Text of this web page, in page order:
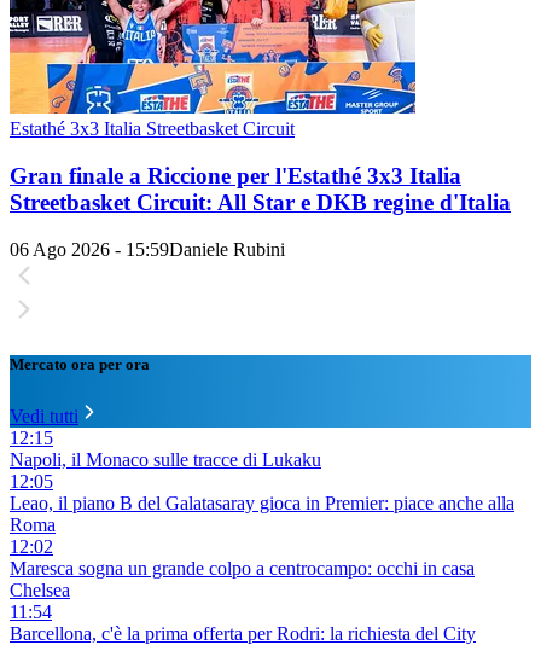
Estathé 3x3 Italia Streetbasket Circuit
Gran finale a Riccione per l'Estathé 3x3 Italia
Streetbasket Circuit: All Star e DKB regine d'Italia
06 Ago 2026 - 15:59Daniele Rubini
Mercato ora per ora
Vedi tutti
12:15
Napoli, il Monaco sulle tracce di Lukaku
12:05
Leao, il piano B del Galatasaray gioca in Premier: piace anche alla
Roma
12:02
Maresca sogna un grande colpo a centrocampo: occhi in casa
Chelsea
11:54
Barcellona, c'è la prima offerta per Rodri: la richiesta del City